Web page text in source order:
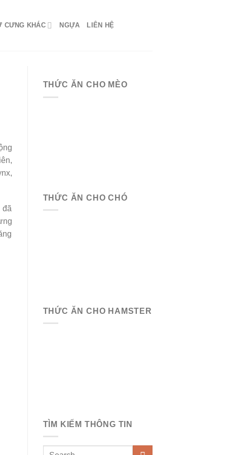
CƯNG KHÁC NGỰA LIÊN HỆ
đã
THỨC ĂN CHO MÈO
THỨC ĂN CHO CHÓ
THỨC ĂN CHO HAMSTER
TÌM KIẾM THÔNG TIN